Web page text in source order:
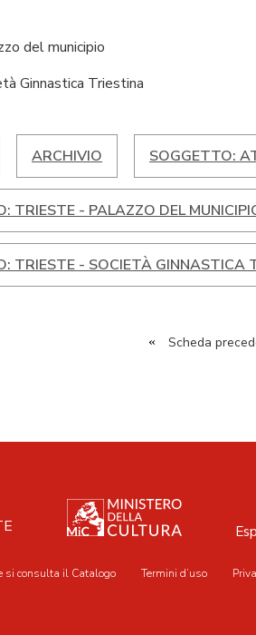
del municipio
Ginnastica Triestina
ARCHIVIO SOGGETTO:
TRIESTE - PALAZZO DEL
TRIESTE - SOCIETÀ GINNASTICA
« Scheda
si consulta il Catalogo Termini d’uso